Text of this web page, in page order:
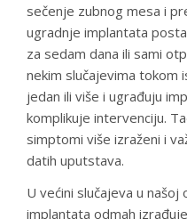
sečenje zubnog mesa i
ugradnje implantata
za sedam dana ili sami
nekim slučajevima tokom
jedan ili više i ugrađuju
komplikuje intervenciju.
simptomi više izraženi i
datih uputstava.
U većini slučajeva u
implantata odmah